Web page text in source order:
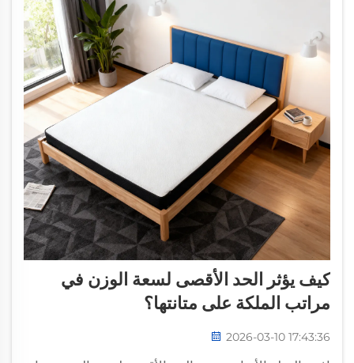
كيف يؤثر الحد الأقصى لسعة الوزن في
مراتب الملكة على متانتها؟
2026-03-10 17:43:36